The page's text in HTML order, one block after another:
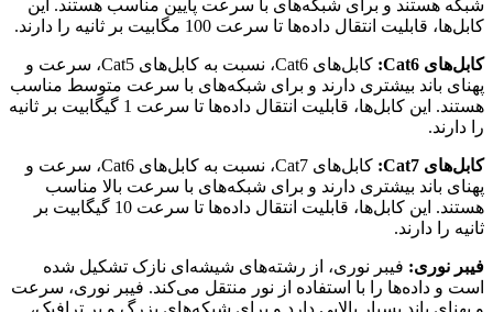
شبکه هستند و برای شبکه‌های با سرعت پایین مناسب هستند. این
کابل‌ها، قابلیت انتقال داده‌ها تا سرعت 100 مگابیت بر ثانیه را دارند.
کابل‌های Cat6:
کابل‌های Cat6، نسبت به کابل‌های Cat5، سرعت و
پهنای باند بیشتری دارند و برای شبکه‌های با سرعت متوسط مناسب
هستند. این کابل‌ها، قابلیت انتقال داده‌ها تا سرعت 1 گیگابیت بر ثانیه
را دارند.
کابل‌های Cat7:
کابل‌های Cat7، نسبت به کابل‌های Cat6، سرعت و
پهنای باند بیشتری دارند و برای شبکه‌های با سرعت بالا مناسب
هستند. این کابل‌ها، قابلیت انتقال داده‌ها تا سرعت 10 گیگابیت بر
ثانیه را دارند.
فیبر نوری: فیبر نوری، از رشته‌های شیشه‌ای نازک تشکیل شده
است و داده‌ها را با استفاده از نور منتقل می‌کند. فیبر نوری، سرعت
و پهنای باند بسیار بالایی دارد و برای شبکه‌های بزرگ و پر ترافیک،